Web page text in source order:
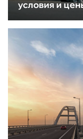
условия и